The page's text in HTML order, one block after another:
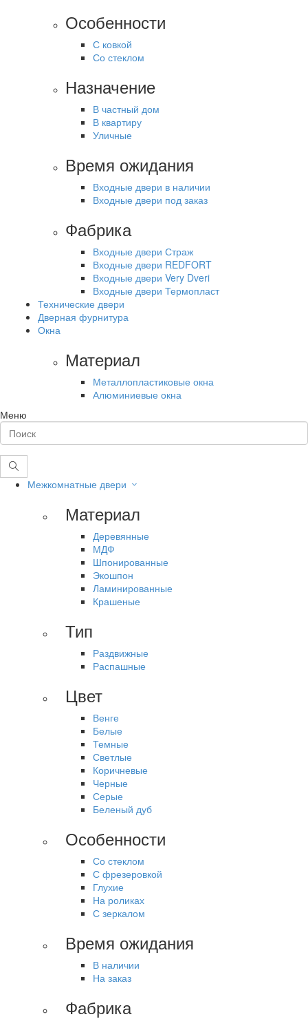
Особенности
С ковкой
Со стеклом
Назначение
В частный дом
В квартиру
Уличные
Время ожидания
Входные двери в наличии
Входные двери под заказ
Фабрика
Входные двери Страж
Входные двери REDFORT
Входные двери Very Dveri
Входные двери Термопласт
Технические двери
Дверная фурнитура
Окна
Материал
Металлопластиковые окна
Алюминиевые окна
Меню
Межкомнатные двери
Материал
Деревянные
МДФ
Шпонированные
Экошпон
Ламинированные
Крашеные
Тип
Раздвижные
Распашные
Цвет
Венге
Белые
Темные
Светлые
Коричневые
Черные
Серые
Беленый дуб
Особенности
Со стеклом
С фрезеровкой
Глухие
На роликах
С зеркалом
Время ожидания
В наличии
На заказ
Фабрика